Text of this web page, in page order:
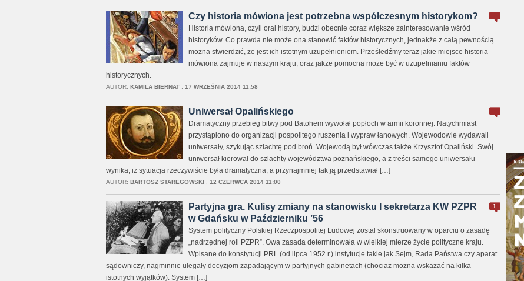
Czy historia mówiona jest potrzebna współczesnym historykom?
Historia mówiona, czyli oral history, budzi obecnie coraz większe zainteresowanie wśród
historyków. Co prawda nie może ona stanowić faktów historycznych, jednakże z całą pewnością
można stwierdzić, że jest ich istotnym uzupełnieniem. Prześledźmy teraz jakie miejsce historia
mówiona zajmuje w naszym kraju, oraz jakże pomocna może być w uzupełnianiu faktów
historycznych.
AUTOR: KAMILA BIERNAT, 17 WRZEŚNIA 2014 11:58
Uniwersał Opalińskiego
Dramatyczny przebieg bitwy pod Batohem wywołał popłoch w armii koronnej. Natychmiast
przystąpiono do organizacji pospolitego ruszenia i wypraw łanowych. Wojewodowie wydawali
uniwersały, szykując szlachtę pod broń. Wojewodą był wówczas także Krzysztof Opaliński. Swój
uniwersał kierował do szlachty województwa poznańskiego, a z treści samego uniwersału
wynika, iż sytuacja rzeczywiście była dramatyczna, a przynajmniej tak ją przedstawiał […]
AUTOR: BARTOSZ STAREGOWSKI 12 CZERWCA 2014 11:00
1
Partyjna gra. Kulisy zmiany na stanowisku I sekretarza KW PZPR
w Gdańsku w Październiku ’56
System polityczny Polskiej Rzeczpospolitej Ludowej został skonstruowany w oparciu o zasadę
„nadrzędnej roli PZPR”. Owa zasada determinowała w wielkiej mierze życie polityczne kraju.
Wpisane do konstytucji PRL (od lipca 1952 r.) instytucje takie jak Sejm, Rada Państwa czy aparat
sądowniczy, nagminnie ulegały decyzjom zapadającym w partyjnych gabinetach (chociaż można wskazać na kilka
istotnych wyjątków). System […]